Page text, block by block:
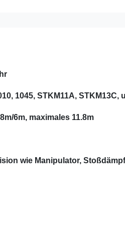
1045, STKM11A, STKM13C,
6m, maximales 11.8m
wie Manipulator,